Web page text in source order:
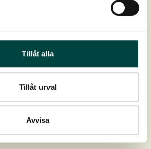
Tillåt alla
Tillåt urval
Avvisa
10-60 cm
Sumpzone, stillestående vand